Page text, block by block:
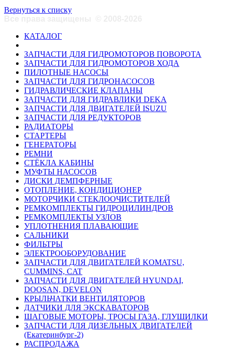
Вернуться к списку
КАТАЛОГ
ЗАПЧАСТИ ДЛЯ ГИДРОМОТОРОВ ПОВОРОТА
ЗАПЧАСТИ ДЛЯ ГИДРОМОТОРОВ ХОДА
ПИЛОТНЫЕ НАСОСЫ
ЗАПЧАСТИ ДЛЯ ГИДРОНАСОСОВ
ГИДРАВЛИЧЕСКИЕ КЛАПАНЫ
ЗАПЧАСТИ ДЛЯ ГИДРАВЛИКИ DEKA
ЗАПЧАСТИ ДЛЯ ДВИГАТЕЛЕЙ ISUZU
ЗАПЧАСТИ ДЛЯ РЕДУКТОРОВ
РАДИАТОРЫ
СТАРТЕРЫ
ГЕНЕРАТОРЫ
РЕМНИ
СТЁКЛА КАБИНЫ
МУФТЫ НАСОСОВ
ДИСКИ ДЕМПФЕРНЫЕ
ОТОПЛЕНИЕ, КОНДИЦИОНЕР
МОТОРЧИКИ СТЕКЛООЧИСТИТЕЛЕЙ
РЕМКОМПЛЕКТЫ ГИДРОЦИЛИНДРОВ
РЕМКОМПЛЕКТЫ УЗЛОВ
УПЛОТНЕНИЯ ПЛАВАЮЩИЕ
САЛЬНИКИ
ФИЛЬТРЫ
ЭЛЕКТРООБОРУДОВАНИЕ
ЗАПЧАСТИ ДЛЯ ДВИГАТЕЛЕЙ KOMATSU,
CUMMINS, CAT
ЗАПЧАСТИ ДЛЯ ДВИГАТЕЛЕЙ HYUNDAI,
DOOSAN, DEVELON
КРЫЛЬЧАТКИ ВЕНТИЛЯТОРОВ
ДАТЧИКИ ДЛЯ ЭКСКАВАТОРОВ
ШАГОВЫЕ МОТОРЫ, ТРОСЫ ГАЗА, ГЛУШИЛКИ
ЗАПЧАСТИ ДЛЯ ДИЗЕЛЬНЫХ ДВИГАТЕЛЕЙ
(Екатеринбург-2)
РАСПРОДАЖА